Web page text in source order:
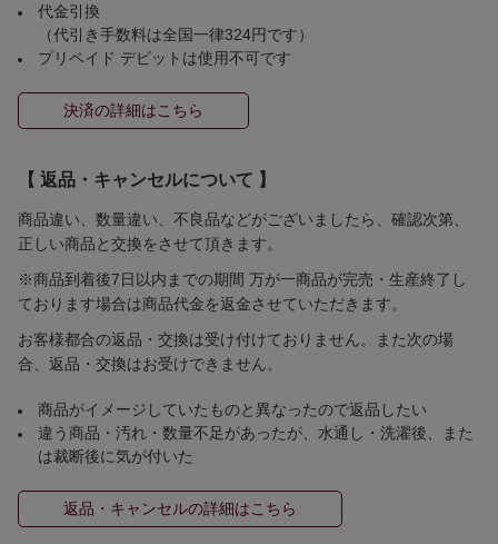
代金引換
（代引き手数料は全国一律324円です）
プリペイド デビットは使用不可です
決済の詳細はこちら
【 返品・キャンセルについて 】
商品違い、数量違い、不良品などがございましたら、確認次第、
正しい商品と交換をさせて頂きます。
※商品到着後7日以内までの期間 万が一商品が完売・生産終了し
ております場合は商品代金を返金させていただきます。
お客様都合の返品・交換は受け付けておりません。また次の場
合、返品・交換はお受けできません。
商品がイメージしていたものと異なったので返品したい
違う商品・汚れ・数量不足があったが、水通し・洗濯後、また
は裁断後に気が付いた
返品・キャンセルの詳細はこちら